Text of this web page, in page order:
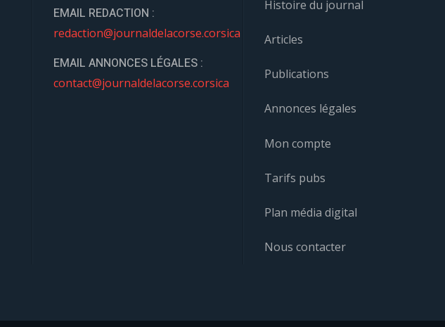
EMAIL REDACTION :
redaction@journaldelacorse.corsica
EMAIL ANNONCES LÉGALES :
contact@journaldelacorse.corsica
Histoire du journal
Articles
Publications
Annonces légales
Mon compte
Tarifs pubs
Plan média digital
Nous contacter